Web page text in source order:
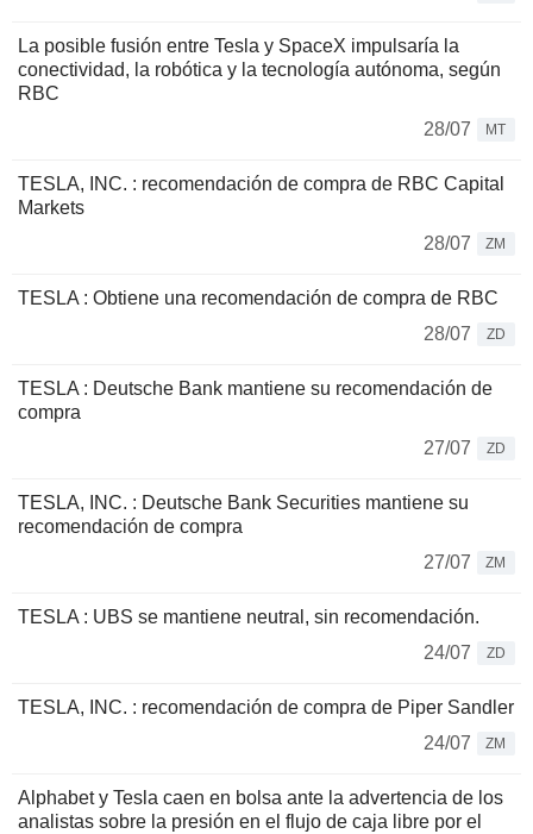
La posible fusión entre Tesla y SpaceX impulsaría la
conectividad, la robótica y la tecnología autónoma, según
RBC
28/07
MT
TESLA, INC. : recomendación de compra de RBC Capital
Markets
28/07
ZM
TESLA : Obtiene una recomendación de compra de RBC
28/07
ZD
TESLA : Deutsche Bank mantiene su recomendación de
compra
27/07
ZD
TESLA, INC. : Deutsche Bank Securities mantiene su
recomendación de compra
27/07
ZM
TESLA : UBS se mantiene neutral, sin recomendación.
24/07
ZD
TESLA, INC. : recomendación de compra de Piper Sandler
24/07
ZM
Alphabet y Tesla caen en bolsa ante la advertencia de los
analistas sobre la presión en el flujo de caja libre por el